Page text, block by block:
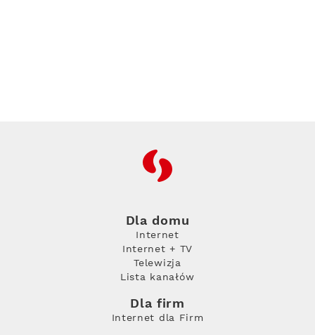
RFC
Dla domu
Internet
Internet + TV
Telewizja
Lista kanałów
Dla firm
Internet dla Firm